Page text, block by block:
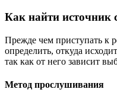
Как найти источник
Прежде чем приступать к
определить, откуда
так как от него зависит
Метод прослушивания